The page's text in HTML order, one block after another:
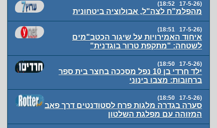
(17-5-26 18:52)
מהפלמ"ח לצה"ל, אבולוציה ביטחונית
(17-5-26 18:51)
איחוד האמירויות על שיגור הכטב"מים
לשטחה: "מתקפת טרור בוגדנית"
(17-5-26 18:50)
ילד חרדי בן 10 נפל מסככה בחצר בית ספר
ברחובות: מצבו בינוני
(17-5-26 18:50)
סערה בגדרה מלגות פרח לסטודנטים דרך פאב
המזוהה עם מפלגת השלטון